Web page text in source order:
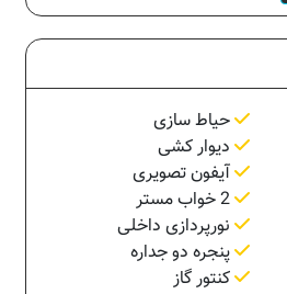
حیاط سازی
دیوار کشی
آیفون تصویری
2 خواب مستر
نورپردازی داخلی
پنجره دو جداره
کنتور گاز